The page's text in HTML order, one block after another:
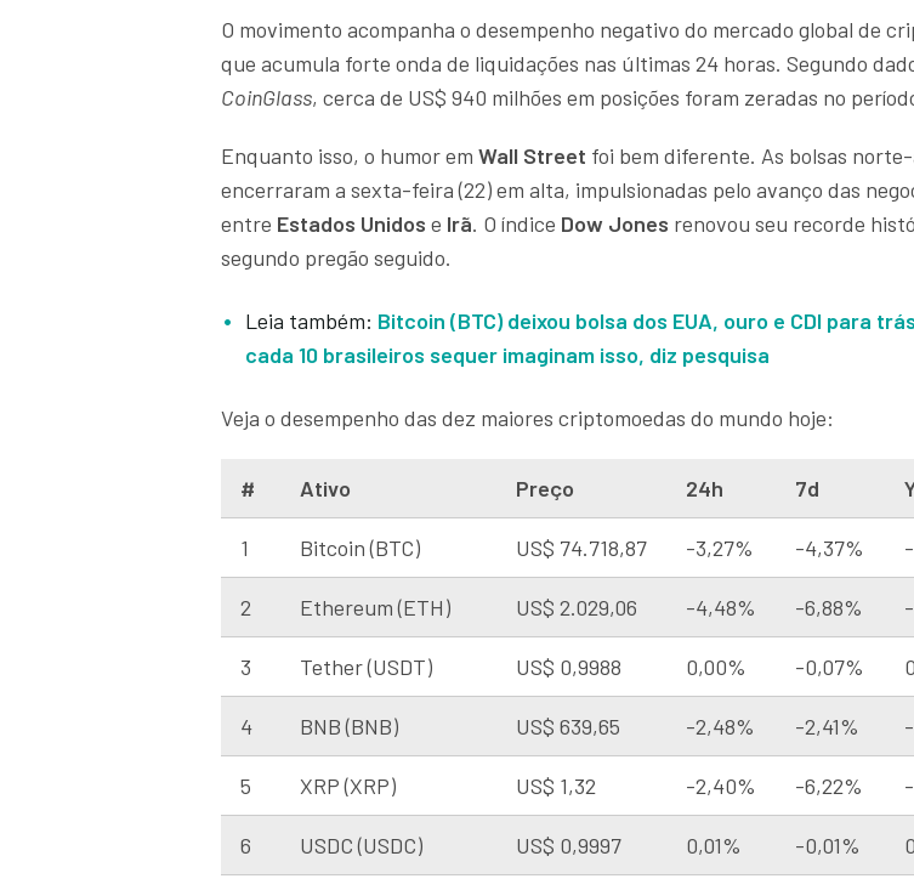
O movimento acompanha o desempenho negativo do mercado global de
que acumula forte onda de liquidações nas últimas 24 horas. Segundo
CoinGlass, cerca de US$ 940 milhões em posições foram zeradas no
Enquanto isso, o humor em Wall Street foi bem diferente. As bolsas
encerraram a sexta-feira (22) em alta, impulsionadas pelo avanço das
entre Estados Unidos e Irã. O índice Dow Jones renovou seu recorde
segundo pregão seguido.
Leia também: Bitcoin (BTC) deixou bolsa dos EUA, ouro e CDI para
cada 10 brasileiros sequer imaginam isso, diz pesquisa
Veja o desempenho das dez maiores criptomoedas do mundo hoje:
# Ativo Preço 24h 7d
1 Bitcoin (BTC) US$ 74.718,87 -3,27% -4,37%
2 Ethereum (ETH) US$ 2.029,06 -4,48% -6,88%
3 Tether (USDT) US$ 0,9988 0,00% -0,07%
4 BNB (BNB) US$ 639,65 -2,48% -2,41%
5 XRP (XRP) US$ 1,32 -2,40% -6,22%
6 USDC (USDC) US$ 0,9997 0,01% -0,01%